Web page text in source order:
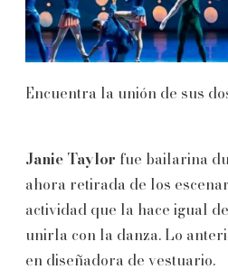
Encuentra la unión de sus
Janie Taylor fue bailarina
ahora retirada de los
actividad que la hace igual
unirla con la danza. Lo
en diseñadora de vestuario.